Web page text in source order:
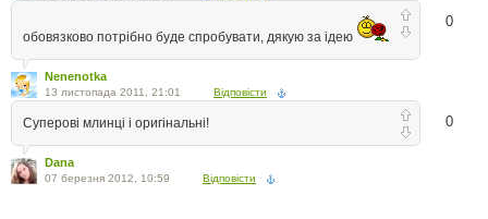
0
обовязково потрібно буде спробувати, дякую за ідею
Nenenotka
13 листопада 2011, 21:01 Відповісти
0
Суперові млинці і оригінальні!
Dana
07 березня 2012, 10:59 Відповісти